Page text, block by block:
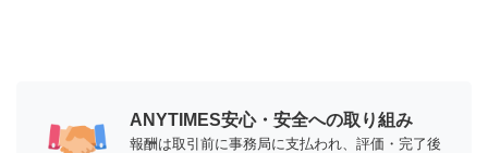
ANYTIMES安心・安全への取り組み
報酬は取引前に事務局に支払われ、評価・完了後